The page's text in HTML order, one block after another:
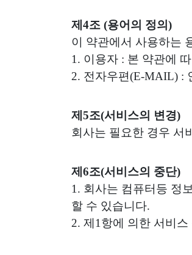
제4조 (용어의 정의)
이 약관에서 사용하는
1. 이용자 : 본 약관에
2. 전자우편(E-MAIL) :
제5조(서비스의 변경)
회사는 필요한 경우 서
제6조(서비스의 중단)
1. 회사는 컴퓨터등 정
할 수 있습니다.
2. 제1항에 의한 서비